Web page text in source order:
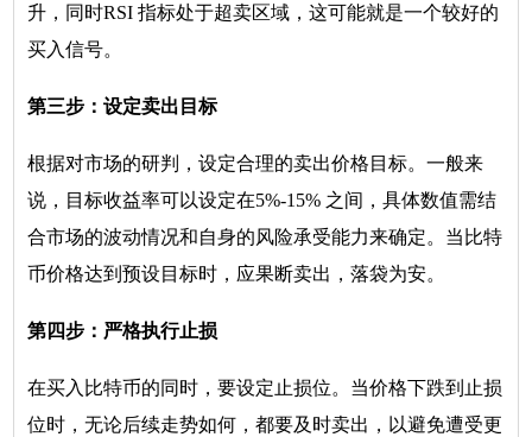
升，同时RSI 指标处于超卖区域，这可能就是一个较好的
买入信号。
第三步：设定卖出目标
根据对市场的研判，设定合理的卖出价格目标。一般来
说，目标收益率可以设定在5%-15% 之间，具体数值需结
合市场的波动情况和自身的风险承受能力来确定。当比特
币价格达到预设目标时，应果断卖出，落袋为安。
第四步：严格执行止损
在买入比特币的同时，要设定止损位。当价格下跌到止损
位时，无论后续走势如何，都要及时卖出，以避免遭受更